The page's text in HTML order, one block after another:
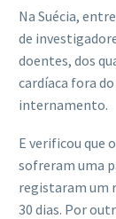
Na Suécia,
de
doentes, dos
cardíaca fora
internamento.
E verificou que
sofreram uma
registaram um
30 dias. Por